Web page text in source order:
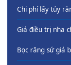
Chi phí lấy tủy
Giá điều trị nha
Bọc răng sứ giá